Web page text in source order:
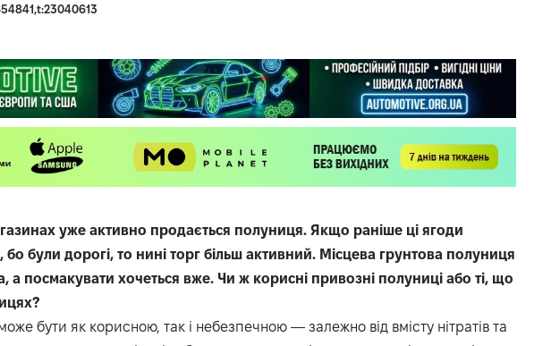
уже активно продається полуниця. Якщо раніше ці ягоди
були дорогі, то нині торг більш активний. Місцева грунтова полуниця
а посмакувати хочеться вже. Чи ж корисні привозні полуниці або ті, що
бути як корисною, так і небезпечною — залежно від вмісту нітратів та